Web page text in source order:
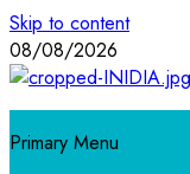
Skip to content
08/08/2026
Primary Menu